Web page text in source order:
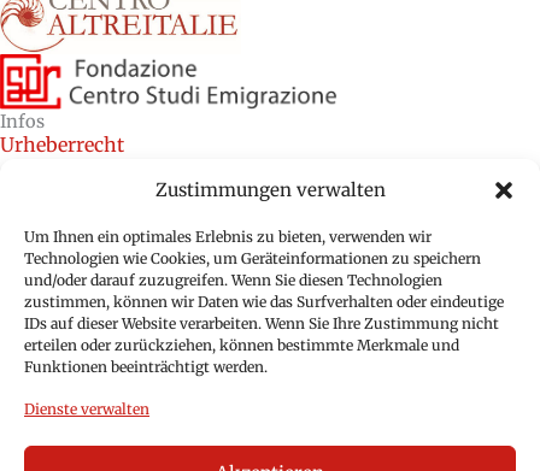
Zustimmungen verwalten
Um Ihnen ein optimales Erlebnis zu bieten, verwenden wir
Technologien wie Cookies, um Geräteinformationen zu speichern
und/oder darauf zuzugreifen. Wenn Sie diesen Technologien
zustimmen, können wir Daten wie das Surfverhalten oder eindeutige
IDs auf dieser Website verarbeiten. Wenn Sie Ihre Zustimmung nicht
erteilen oder zurückziehen, können bestimmte Merkmale und
Funktionen beeinträchtigt werden.
Dienste verwalten
Infos
Urheberrecht
Cookie-Richtlinie (EU)
Datenschutzbestimmungen (EU)